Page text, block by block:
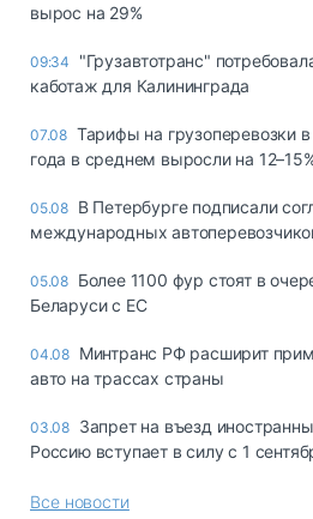
вырос на 29%
09:34
"Грузавтотранс"
каботаж для Калининграда
07.08 Тарифы на грузоперевозки
года в среднем выросли на
05.08 В Петербурге подписали
международных
05.08 Более 1100 фур стоят в
Беларуси с ЕС
04.08 Минтранс РФ расширит
авто на трассах страны
03.08 Запрет на въезд
Россию вступает в силу с 1
Все новости